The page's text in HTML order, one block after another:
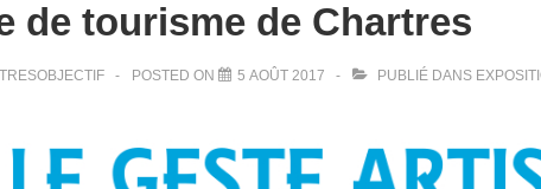
de tourisme de Chartres
POSTED ON 5 AOÛT 2017 PUBLIÉ DANS